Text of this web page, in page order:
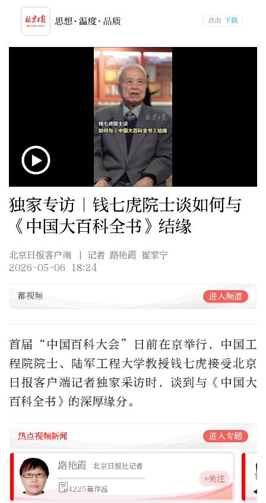
独家专访｜钱七虎院士谈如何与
《中国大百科全书》结缘
北京日报客户端
| 记者 路艳霞 崔家宁
2026-05-06 18:24
都视频 进入频道
首届“中国百科大会”日前在京举行，中国工
程院院士、陆军工程大学教授钱七虎接受北京
日报客户端记者独家采访时，谈到与《中国大
百科全书》的深厚缘分。
热点视频新闻 进入专题
路艳霞 北京日报社记者
4225篇作品
+关注